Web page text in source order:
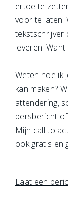
ertoe te
voor te laten.
tekstschrijver
leveren.
Weten hoe ik
kan maken?
attendering,
persbericht
Mijn call to
ook gratis en
Laat een